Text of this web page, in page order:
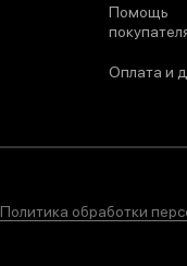
Помощь
Оплата и
Политика обработки